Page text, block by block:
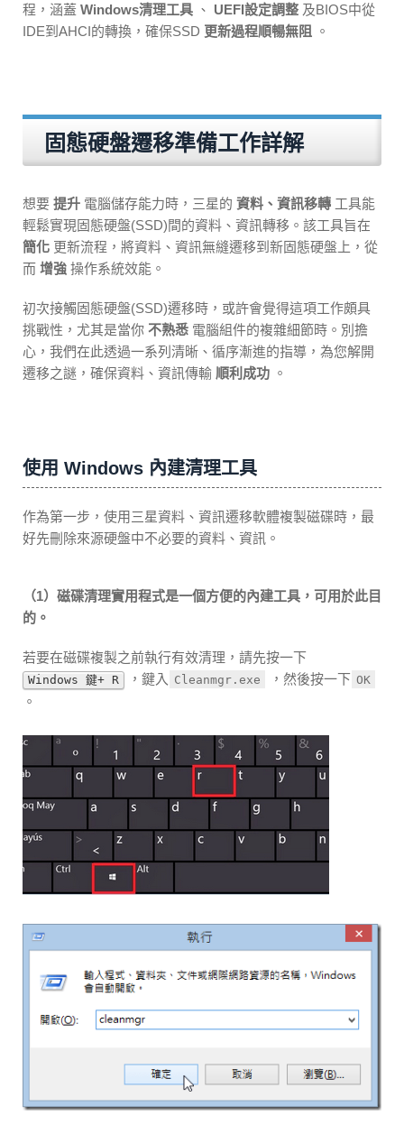
程，涵蓋 Windows清理工具 、 UEFI設定調整 及BIOS中從
IDE到AHCI的轉換，確保SSD 更新過程順暢無阻 。
固態硬盤遷移準備工作詳解
想要 提升 電腦儲存能力時，三星的 資料、資訊移轉 工具能
輕鬆實現固態硬盤(SSD)間的資料、資訊轉移。該工具旨在
簡化 更新流程，將資料、資訊無縫遷移到新固態硬盤上，從
而 增強 操作系統效能。
初次接觸固態硬盤(SSD)遷移時，或許會覺得這項工作頗具
挑戰性，尤其是當你 不熟悉 電腦組件的複雜細節時。別擔
心，我們在此透過一系列清晰、循序漸進的指導，為您解開
遷移之謎，確保資料、資訊傳輸 順利成功 。
使用 Windows 內建清理工具
作為第一步，使用三星資料、資訊遷移軟體複製磁碟時，最
好先刪除來源硬盤中不必要的資料、資訊。
（1）磁碟清理實用程式是一個方便的內建工具，可用於此目
的。
若要在磁碟複製之前執行有效清理，請先按一下
Windows 鍵+ R ，鍵入 Cleanmgr.exe ，然後按一下 OK
。